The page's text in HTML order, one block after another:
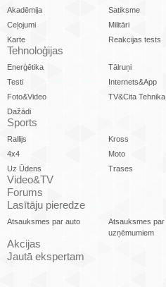
Akadēmija
Satiksme
Ceļojumi
Militāri
Karte
Reakcijas tests
Tehnoloģijas
Enerģētika Tālruņi
Testi
Internets&App
Foto&Video
TV&Cita Tehnika
Dažādi
Sports
Rallijs Kross
4x4
Moto
Uz Ūdens
Trases
Video&TV
Forums
Lasītāju pieredze
Atsauksmes par auto
Atsauksmes par
uzņēmumiem
Akcijas
Jautā ekspertam